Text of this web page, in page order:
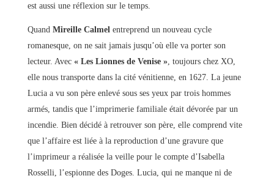
est aussi une réflexion sur le temps.
Quand Mireille Calmel entreprend un nouveau cycle
romanesque, on ne sait jamais jusqu’où elle va porter son
lecteur. Avec « Les Lionnes de Venise », toujours chez XO,
elle nous transporte dans la cité vénitienne, en 1627. La jeune
Lucia a vu son père enlevé sous ses yeux par trois hommes
armés, tandis que l’imprimerie familiale était dévorée par un
incendie. Bien décidé à retrouver son père, elle comprend vite
que l’affaire est liée à la reproduction d’une gravure que
l’imprimeur a réalisée la veille pour le compte d’Isabella
Rosselli, l’espionne des Doges. Lucia, qui ne manque ni de